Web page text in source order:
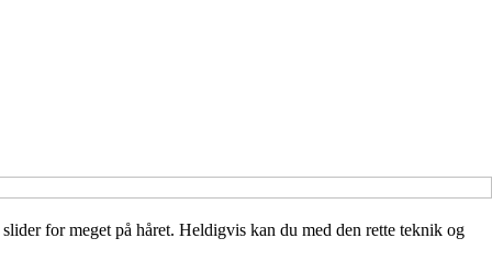
for meget på håret. Heldigvis kan du med den rette teknik og